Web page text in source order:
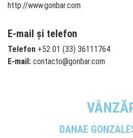
http://www.gonbar.com
E-mail și telefon
Telefon +52 01 (33) 36111764
E-mail: contacto@gonbar.com
DANAE